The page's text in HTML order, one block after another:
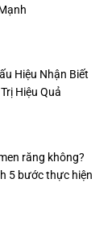
Hiệu Nhận Biết
Hiệu Quả
răng không?
5 bước thực hiện